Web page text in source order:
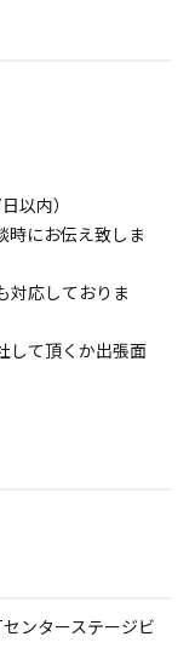
以内）
時にお伝え致しま
対応しておりま
して頂くか出張面
ンターステージビ